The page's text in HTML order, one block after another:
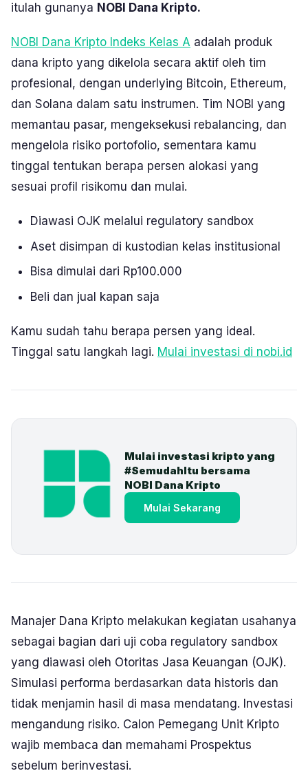
itulah gunanya NOBI Dana Kripto.
NOBI Dana Kripto Indeks Kelas A adalah produk
dana kripto yang dikelola secara aktif oleh tim
profesional, dengan underlying Bitcoin, Ethereum,
dan Solana dalam satu instrumen. Tim NOBI yang
memantau pasar, mengeksekusi rebalancing, dan
mengelola risiko portofolio, sementara kamu
tinggal tentukan berapa persen alokasi yang
sesuai profil risikomu dan mulai.
Diawasi OJK melalui regulatory sandbox
Aset disimpan di kustodian kelas institusional
Bisa dimulai dari Rp100.000
Beli dan jual kapan saja
Kamu sudah tahu berapa persen yang ideal.
Tinggal satu langkah lagi. Mulai investasi di nobi.id
Mulai investasi kripto yang
#SemudahItu bersama
NOBI Dana Kripto
Mulai Sekarang
Manajer Dana Kripto melakukan kegiatan usahanya
sebagai bagian dari uji coba regulatory sandbox
yang diawasi oleh Otoritas Jasa Keuangan (OJK).
Simulasi performa berdasarkan data historis dan
tidak menjamin hasil di masa mendatang. Investasi
mengandung risiko. Calon Pemegang Unit Kripto
wajib membaca dan memahami Prospektus
sebelum berinvestasi.